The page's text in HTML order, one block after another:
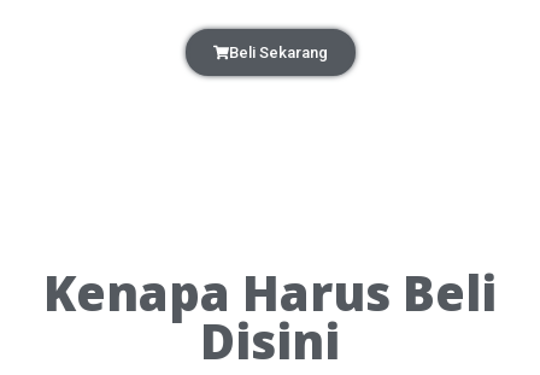
Beli Sekarang
Kenapa Harus Beli
Disini